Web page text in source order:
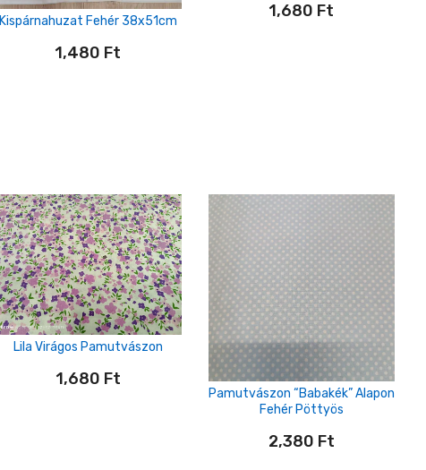
Kispárnahuzat Fehér 38x51cm
1,480 Ft
1,680 Ft
Lila Virágos Pamutvászon
1,680 Ft
Pamutvászon “babakék” Alapon
Fehér Pöttyös
2,380 Ft